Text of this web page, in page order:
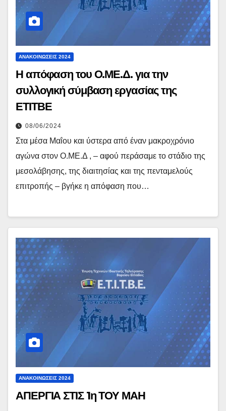
ΑΝΑΚΟΙΝΏΣΕΙΣ 2024
Η απόφαση του Ο.ΜΕ.Δ. για την
συλλογική σύμβαση εργασίας της
ΕΤΙΤΒΕ
08/06/2024
Στα μέσα Μαΐου και ύστερα από έναν μακροχρόνιο
αγώνα στον Ο.ΜΕ.Δ , – αφού περάσαμε το στάδιο της
μεσολάβησης, της διαιτησίας και της πενταμελούς
επιτροπής – βγήκε η απόφαση που…
ΑΝΑΚΟΙΝΏΣΕΙΣ 2024
ΑΠΕΡΓΙΑ ΣΤΙΣ 1η ΤΟΥ ΜΑΗ